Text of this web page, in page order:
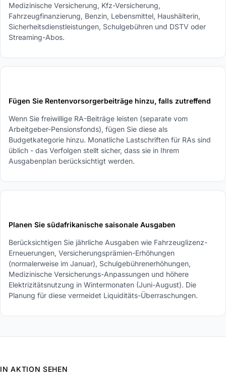
Medizinische Versicherung, Kfz-Versicherung,
Fahrzeugfinanzierung, Benzin, Lebensmittel, Haushälterin,
Sicherheitsdienstleistungen, Schulgebühren und DSTV oder
Streaming-Abos.
Fügen Sie Rentenvorsorgerbeiträge hinzu, falls zutreffend
Wenn Sie freiwillige RA-Beiträge leisten (separate vom
Arbeitgeber-Pensionsfonds), fügen Sie diese als
Budgetkategorie hinzu. Monatliche Lastschriften für RAs sind
üblich - das Verfolgen stellt sicher, dass sie in Ihrem
Ausgabenplan berücksichtigt werden.
Planen Sie südafrikanische saisonale Ausgaben
Berücksichtigen Sie jährliche Ausgaben wie Fahrzeuglizenz-
Erneuerungen, Versicherungsprämien-Erhöhungen
(normalerweise im Januar), Schulgebührenerhöhungen,
Medizinische Versicherungs-Anpassungen und höhere
Elektrizitätsnutzung in Wintermonaten (Juni-August). Die
Planung für diese vermeidet Liquiditäts-Überraschungen.
IN AKTION SEHEN